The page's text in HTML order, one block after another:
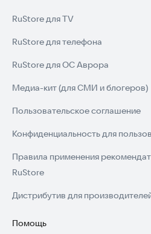
RuStore для TV
RuStore для телефона
RuStore для ОС Аврора
Медиа-кит (для СМИ и блогеров)
Пользовательское соглашение
Конфиденциальность для
Правила применения
RuStore
Дистрибутив для
Помощь